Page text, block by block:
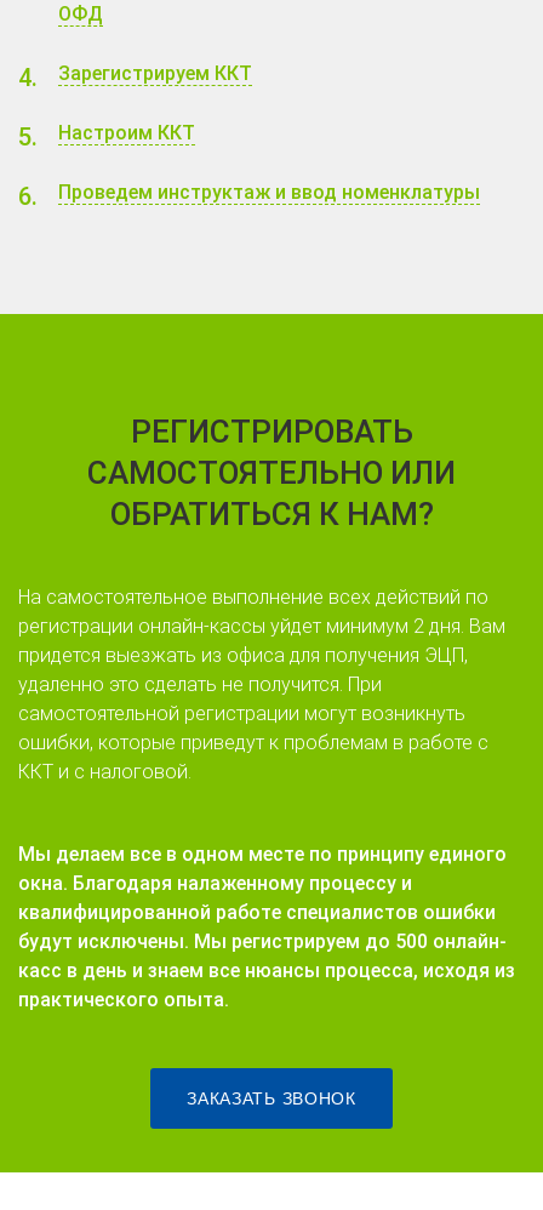
ОФД
Зарегистрируем ККТ
Настроим ККТ
Проведем инструктаж и ввод номенклатуры
РЕГИСТРИРОВАТЬ
САМОСТОЯТЕЛЬНО ИЛИ
ОБРАТИТЬСЯ К НАМ?
На самостоятельное выполнение всех действий по
регистрации онлайн-кассы уйдет минимум 2 дня. Вам
придется выезжать из офиса для получения ЭЦП,
удаленно это сделать не получится. При
самостоятельной регистрации могут возникнуть
ошибки, которые приведут к проблемам в работе с
ККТ и с налоговой.
Мы делаем все в одном месте по принципу единого
окна. Благодаря налаженному процессу и
квалифицированной работе специалистов ошибки
будут исключены. Мы регистрируем до 500 онлайн-
касс в день и знаем все нюансы процесса, исходя из
практического опыта.
ЗАКАЗАТЬ ЗВОНОК